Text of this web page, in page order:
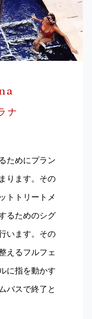
ナ
ためにプラン
ります。その
トトリートメ
るためのシグ
います。その
えるフルフェ
に指を動かす
バスで終了と